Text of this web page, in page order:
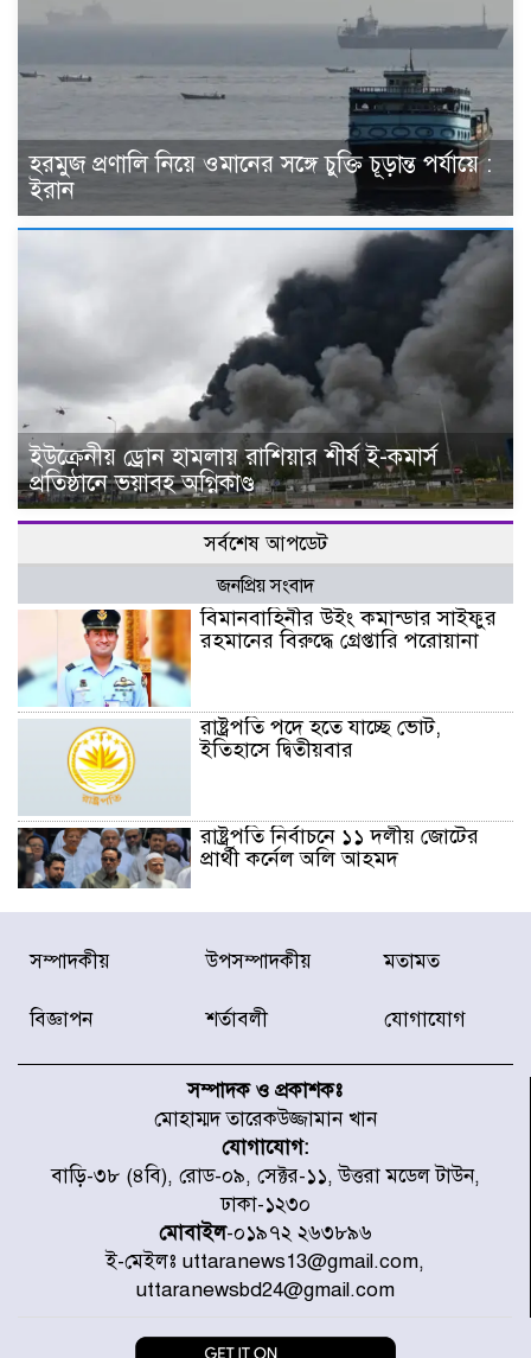
হরমুজ প্রণালি নিয়ে ওমানের সঙ্গে চুক্তি চূড়ান্ত পর্যায়ে :
ইরান
ইউক্রেনীয় ড্রোন হামলায় রাশিয়ার শীর্ষ ই-কমার্স
প্রতিষ্ঠানে ভয়াবহ অগ্নিকাণ্ড
সর্বশেষ আপডেট
জনপ্রিয় সংবাদ
বিমানবাহিনীর উইং কমান্ডার সাইফুর
রহমানের বিরুদ্ধে গ্রেপ্তারি পরোয়ানা
রাষ্ট্রপতি পদে হতে যাচ্ছে ভোট,
ইতিহাসে দ্বিতীয়বার
রাষ্ট্রপতি নির্বাচনে ১১ দলীয় জোটের
প্রার্থী কর্নেল অলি আহমদ
ডিএনসিসির সঙ্গে সমন্বয়ে পরিচ্ছন্নতার
নতুন উদ্যোগ নিকুঞ্জ-টানপাড়ায়
উদ্যোগে উত্তরা ১৩ নং সেক্টর-এ
পরিষ্কার-পরিচ্ছন্নতা অভিযান
ডিএমপির অভিযানে ২৪ ঘণ্টায় গ্রেপ্তার
৫০৪, উদ্ধার মাদক-অস্ত্র
সন্দ্বীপের চরে বিপদে পড়া কচ্ছপ উদ্ধার
সাগরে অবমুক্ত
সম্পাদকীয় উপসম্পাদকীয় মতামত
বিজ্ঞাপন শর্তাবলী যোগাযোগ
সম্পাদক ও প্রকাশকঃ
মোহাম্মদ তারেকউজ্জামান খান
যোগাযোগ:
বাড়ি-৩৮ (৪বি), রোড-০৯, সেক্টর-১১, উত্তরা মডেল টাউন,
ঢাকা-১২৩০
মোবাইল-০১৯৭২ ২৬৩৮৯৬
ই-মেইলঃ uttaranews13@gmail.com,
uttaranewsbd24@gmail.com